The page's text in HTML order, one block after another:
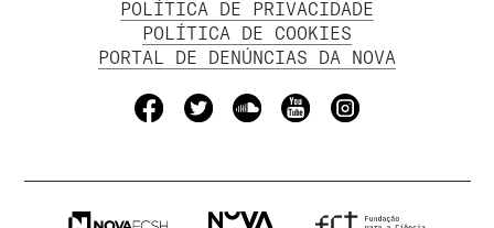
POLÍTICA DE PRIVACIDADE
POLÍTICA DE COOKIES
PORTAL DE DENÚNCIAS DA NOVA